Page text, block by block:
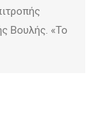
Βουλής. «Το